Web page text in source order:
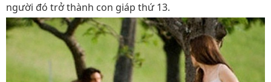
người đó trở thành con giáp thứ 13.